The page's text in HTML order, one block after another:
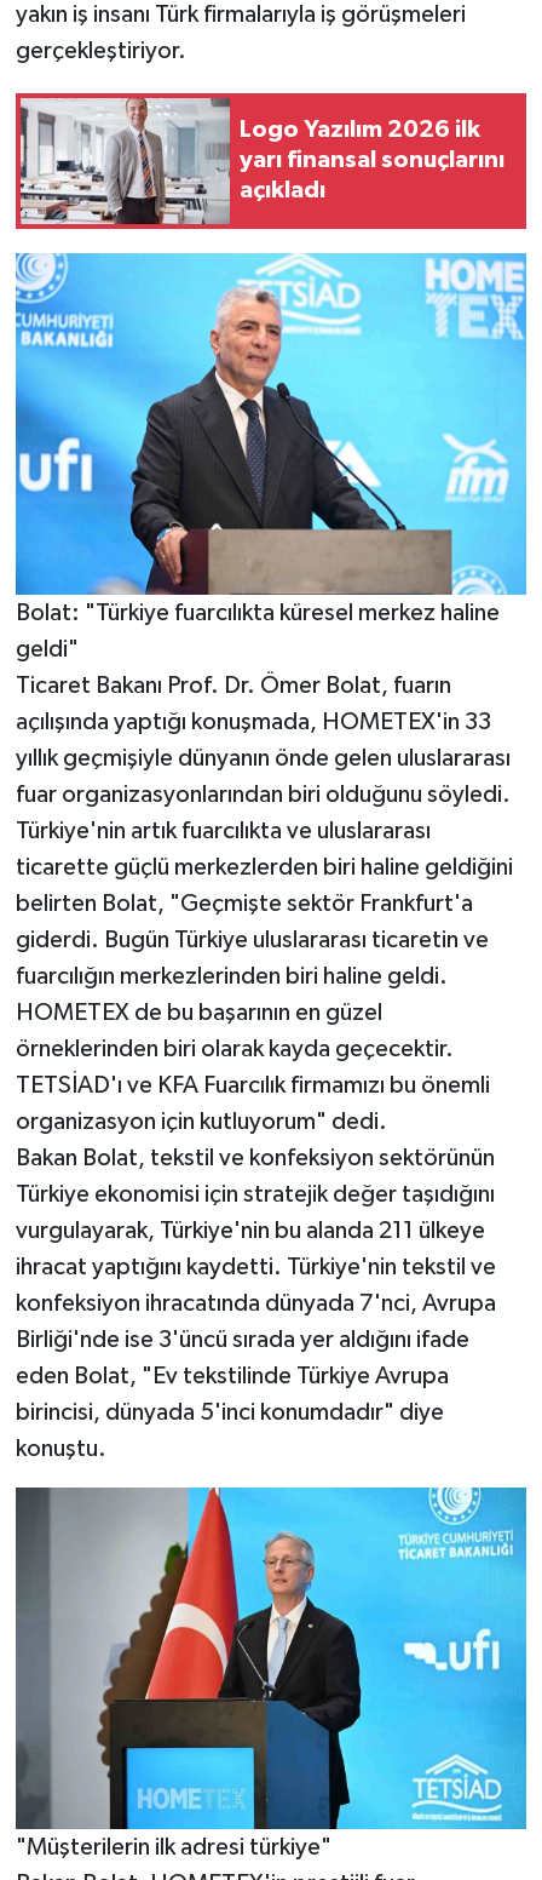
yakın iş insanı Türk firmalarıyla iş görüşmeleri
gerçekleştiriyor.
Logo Yazılım 2026 ilk
yarı finansal sonuçlarını
açıkladı
Bolat: "Türkiye fuarcılıkta küresel merkez haline
geldi"
Ticaret Bakanı Prof. Dr. Ömer Bolat, fuarın
açılışında yaptığı konuşmada, HOMETEX'in 33
yıllık geçmişiyle dünyanın önde gelen uluslararası
fuar organizasyonlarından biri olduğunu söyledi.
Türkiye'nin artık fuarcılıkta ve uluslararası
ticarette güçlü merkezlerden biri haline geldiğini
belirten Bolat, "Geçmişte sektör Frankfurt'a
giderdi. Bugün Türkiye uluslararası ticaretin ve
fuarcılığın merkezlerinden biri haline geldi.
HOMETEX de bu başarının en güzel
örneklerinden biri olarak kayda geçecektir.
TETSİAD'ı ve KFA Fuarcılık firmamızı bu önemli
organizasyon için kutluyorum" dedi.
Bakan Bolat, tekstil ve konfeksiyon sektörünün
Türkiye ekonomisi için stratejik değer taşıdığını
vurgulayarak, Türkiye'nin bu alanda 211 ülkeye
ihracat yaptığını kaydetti. Türkiye'nin tekstil ve
konfeksiyon ihracatında dünyada 7'nci, Avrupa
Birliği'nde ise 3'üncü sırada yer aldığını ifade
eden Bolat, "Ev tekstilinde Türkiye Avrupa
birincisi, dünyada 5'inci konumdadır" diye
konuştu.
"Müşterilerin ilk adresi türkiye"